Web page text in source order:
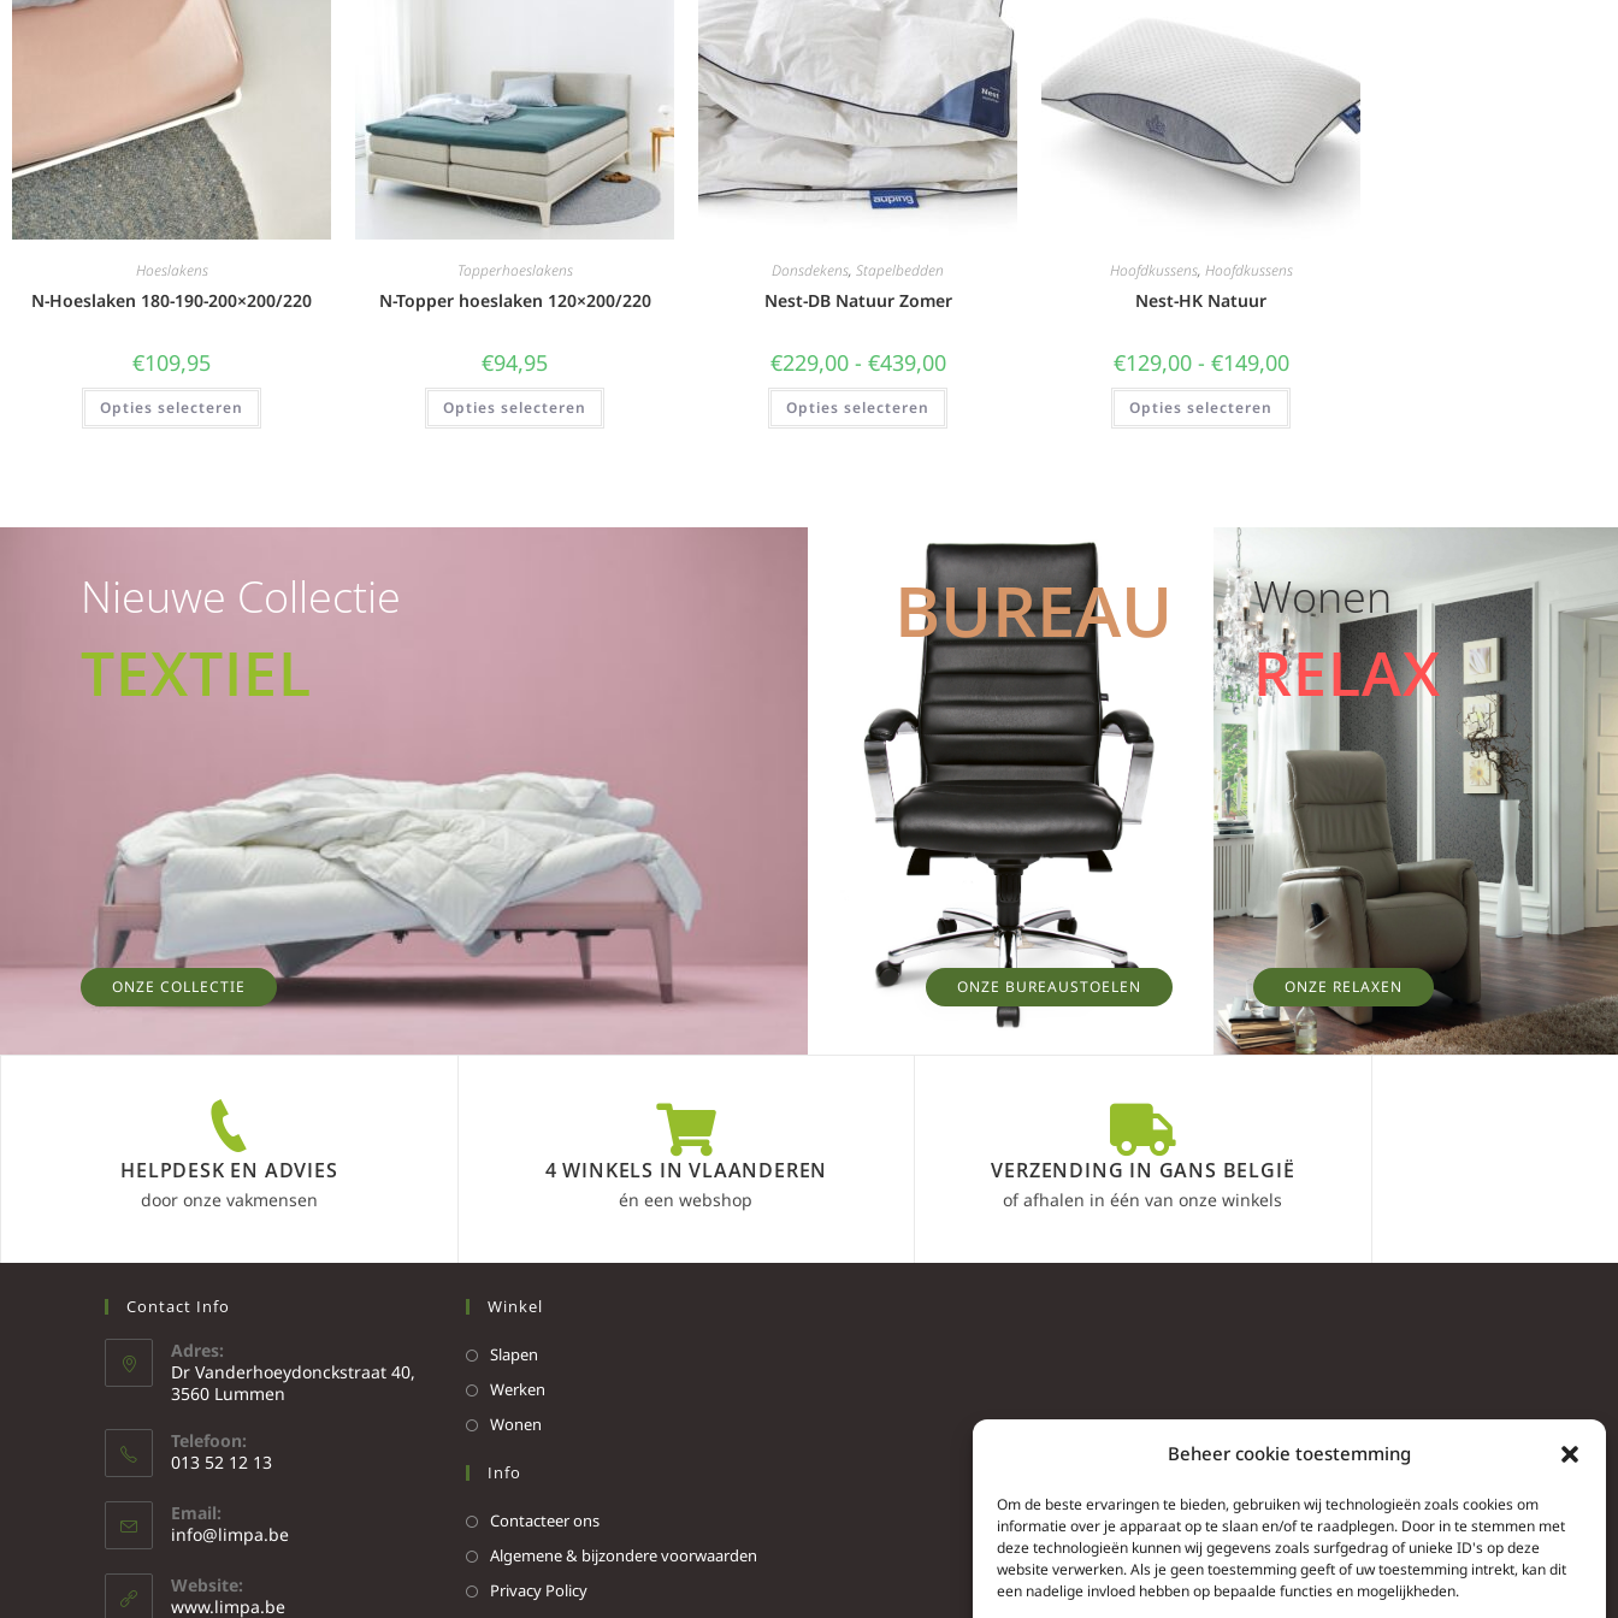
Beheer cookie toestemming
Om de beste ervaringen te bieden, gebruiken wij technologieën zoals cookies om
informatie over je apparaat op te slaan en/of te raadplegen. Door in te stemmen met
deze technologieën kunnen wij gegevens zoals surfgedrag of unieke ID's op deze
website verwerken. Als je geen toestemming geeft of uw toestemming intrekt, kan dit
een nadelige invloed hebben op bepaalde functies en mogelijkheden.
Hoeslakens
N-Hoeslaken 180-190-200×200/220
€109,95
Opties selecteren
Topperhoeslakens
N-Topper hoeslaken 120×200/220
€94,95
Opties selecteren
Donsdekens, Stapelbedden
Nest-DB Natuur Zomer
€229,00 - €439,00
Opties selecteren
Hoofdkussens, Hoofdkussens
Nest-HK Natuur
€129,00 - €149,00
Opties selecteren
Nieuwe Collectie
TEXTIEL
ONZE COLLECTIE
BUREAU
ONZE BUREAUSTOELEN
Wonen
RELAX
ONZE RELAXEN
HELPDESK EN ADVIES
door onze vakmensen
4 WINKELS IN VLAANDEREN
én een webshop
VERZENDING IN GANS BELGIË
of afhalen in één van onze winkels
Contact Info
Adres:
Dr Vanderhoeydonckstraat 40,
3560 Lummen
Telefoon:
013 52 12 13
Email:
info@limpa.be
Website:
www.limpa.be
Winkel
Slapen
Werken
Wonen
Info
Contacteer ons
Algemene & bijzondere voorwaarden
Privacy Policy